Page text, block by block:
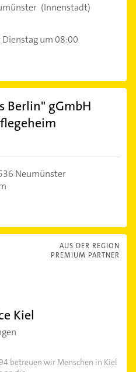
(Innenstadt)
um 08:00
Berlin" gGmbH
Neumünster
AUS DER REGION
PREMIUM PARTNER
Kiel
betreuen wir Menschen in Kiel